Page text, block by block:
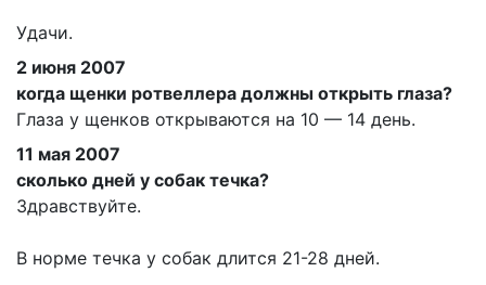
Удачи.
2 июня 2007
когда щенки ротвеллера должны открыть глаза?
Глаза у щенков открываются на 10 — 14 день.
11 мая 2007
сколько дней у собак течка?
Здравствуйте.
В норме течка у собак длится 21-28 дней.